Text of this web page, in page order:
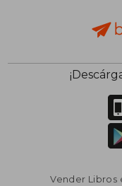
Vender Libros